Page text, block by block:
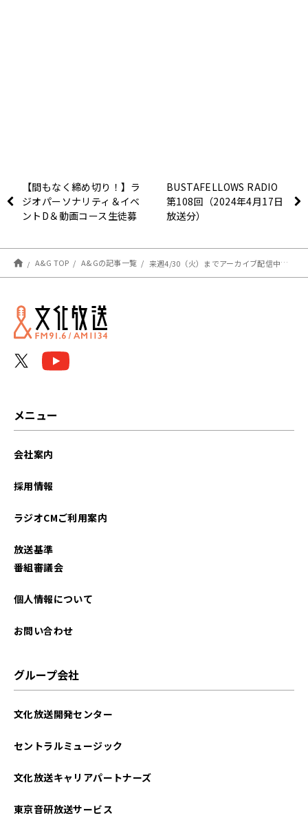
【間もなく締め切り！】ラ
ジオパーソナリティ＆イベ
ントD＆動画コース生徒募
BUSTAFELLOWS RADIO
第108回（2024年4月17日
放送分）
A&G TOP A&Gの記事一覧 来週4/30（火）までアーカイブ配信中！「伊福部崇のラジオのラジオ」イベント
メニュー
会社案内
採用情報
ラジオCMご利用案内
放送基準
番組審議会
個人情報について
お問い合わせ
グループ会社
文化放送開発センター
セントラルミュージック
文化放送キャリアパートナーズ
東京音研放送サービス